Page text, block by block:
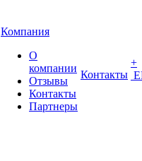
Компания
О
компании
Отзывы
Контакты
Партнеры
Контакты
+